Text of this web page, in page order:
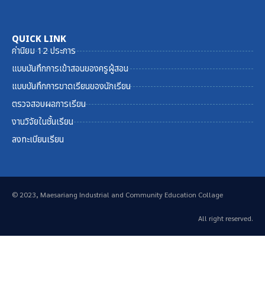
QUICK LINK
ค่านิยม 12 ประการ
แบบบันทึกการเข้าสอนของครูผู้สอน
แบบบันทึกการขาดเรียนของนักเรียน
ตรวจสอบผลการเรียน
งานวิจัยในชั้นเรียน
ลงทะเบียนเรียน
© 2023, Maesariang Industrial and Community Education Collage
All right reserved.